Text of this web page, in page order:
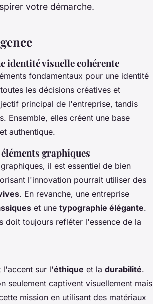
votre démarche.
identité visuelle cohérente
fondamentaux pour une identité
les décisions créatives et
principal de l'entreprise, tandis
Ensemble, elles créent une base
authentique.
graphiques
il est essentiel de bien
l'innovation pourrait utiliser des
. En revanche, une entreprise
et une typographie élégante.
doit toujours refléter l'essence de la
l'accent sur l'éthique et la durabilité.
seulement captivent visuellement mais
mission en utilisant des matériaux